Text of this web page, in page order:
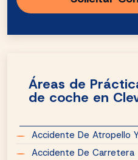
Áreas de
de coche en
Accidente De Atropello
Accidente De Carretera